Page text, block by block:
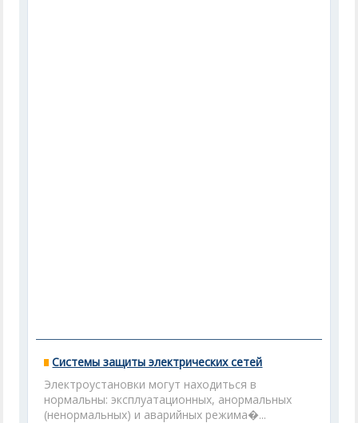
Системы защиты электрических сетей
Электроустановки могут находиться в
нормальны: эксплуатационных, анормальных
(ненормальных) и аварийных режима�...